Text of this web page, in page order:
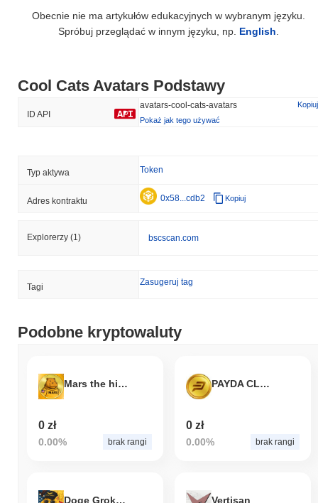
Obecnie nie ma artykułów edukacyjnych w wybranym języku.
Spróbuj przeglądać w innym języku, np. English
Cool Cats Avatars Podstawy
ID API
avatars-cool-cats-avatars
Kopiuj
Pokaż jak tego używać
Typ aktywa Token
Adres kontraktu 0x58...cdb2 Kopiuj
Explorerzy (1) bscscan.com
Tagi Zasugeruj tag
Podobne kryptowaluty
Mars the hippo
0 zł
0.00% brak rangi
PAYDA CLASSIC
0 zł
0.00% brak rangi
Doge Grok Companion Vertisan